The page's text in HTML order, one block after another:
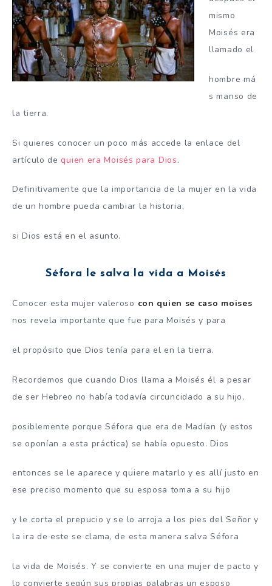
mismo
Moisés era
llamado el
hombre má
s manso de
la tierra.
Si quieres conocer un poco más accede la enlace del
artículo dequien era Moisés para Dios.
Definitivamente que la importancia de la mujer en la vida
de un hombre pueda cambiar la historia,
si Dios está en el asunto.
Séfora le salva la vida a Moisés
Conocer esta mujer valeroso con quien se caso moises
nos revela importante que fue para Moisés y para
el propósito que Dios tenía para el en la tierra.
Recordemos que cuando Dios llama a Moisés él a pesar
de ser Hebreo no había todavía circuncidado a su hijo,
posiblemente porque Séfora que era de Madían (y estos
se oponían a esta práctica) se había opuesto. Dios
entonces se le aparece y quiere matarlo y es allí justo en
ese preciso momento que su esposa toma a su hijo
y le corta el prepucio y se lo arroja a los pies del Señor y
la ira de este se clama, de esta manera salva Séfora
la vida de Moisés. Y se convierte en una mujer de pacto y
lo convierte según sus propias palabras un esposo